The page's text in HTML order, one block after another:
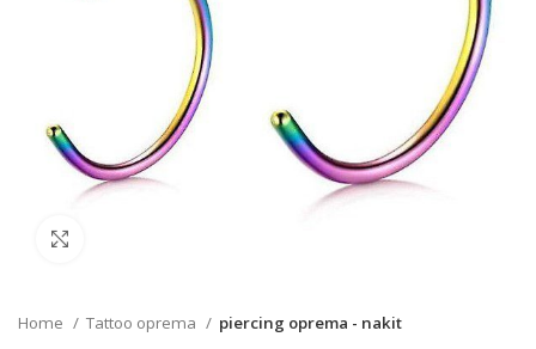
Home Tattoo oprema piercing oprema - nakit